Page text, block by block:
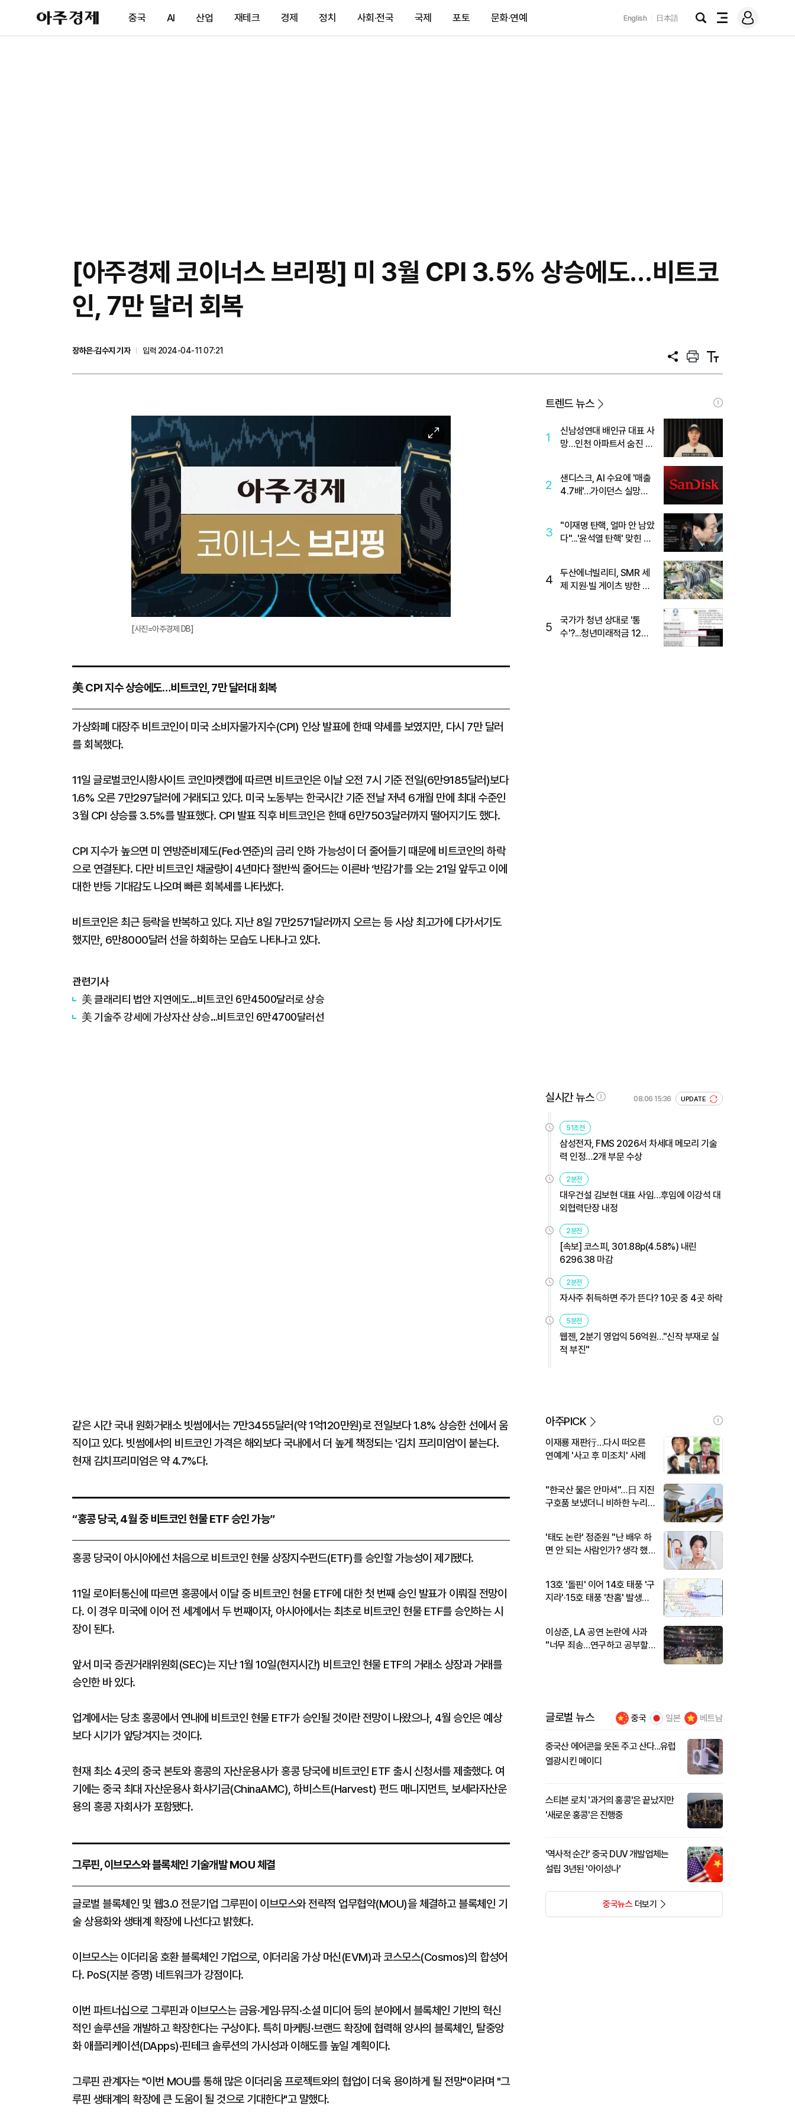
아
주
제
중국 AI 산업 재테크 경제 정치 사회·전국 국제 포토 문화·연예 English 日本語
검
전
메
그
[아주경제 코이너스 브리핑] 미 3월 CPI 3.5% 상승에도…비트코
인, 7만 달러 회복
장하은·김수지 기자
입력 2024-04-11 07:21
공
프
트
텍
트
미
지
확
대
[사진=아주경제 DB]
美 CPI 지수 상승에도…비트코인, 7만 달러대 회복
가상화폐 대장주 비트코인이 미국 소비자물가지수(CPI) 인상 발표에 한때 약세를 보였지만, 다시 7만 달러
를 회복했다.
11일 글로벌코인시황사이트 코인마켓캡에 따르면 비트코인은 이날 오전 7시 기준 전일(6만9185달러)보다
1.6% 오른 7만297달러에 거래되고 있다. 미국 노동부는 한국시간 기준 전날 저녁 6개월 만에 최대 수준인
3월 CPI 상승률 3.5%를 발표했다. CPI 발표 직후 비트코인은 한때 6만7503달러까지 떨어지기도 했다.
CPI 지수가 높으면 미 연방준비제도(Fed·연준)의 금리 인하 가능성이 더 줄어들기 때문에 비트코인의 하락
으로 연결된다. 다만 비트코인 채굴량이 4년마다 절반씩 줄어드는 이른바 ‘반감기’를 오는 21일 앞두고 이에
대한 반등 기대감도 나오며 빠른 회복세를 나타냈다.
비트코인은 최근 등락을 반복하고 있다. 지난 8일 7만2571달러까지 오르는 등 사상 최고가에 다가서기도
했지만, 6만8000달러 선을 하회하는 모습도 나타나고 있다.
관련기사
美 클래리티 법안 지연에도…비트코인 6만4500달러로 상승
美 기술주 강세에 가상자산 상승…비트코인 6만4700달러선
같은 시간 국내 원화거래소 빗썸에서는 7만3455달러(약 1억120만원)로 전일보다 1.8% 상승한 선에서 움
직이고 있다. 빗썸에서의 비트코인 가격은 해외보다 국내에서 더 높게 책정되는 '김치 프리미엄'이 붙는다.
현재 김치프리미엄은 약 4.7%다.
“홍콩 당국, 4월 중 비트코인 현물 ETF 승인 가능”
홍콩 당국이 아시아에선 처음으로 비트코인 현물 상장지수펀드(ETF)를 승인할 가능성이 제기됐다.
11일 로이터통신에 따르면 홍콩에서 이달 중 비트코인 현물 ETF에 대한 첫 번째 승인 발표가 이뤄질 전망이
다. 이 경우 미국에 이어 전 세계에서 두 번째이자, 아시아에서는 최초로 비트코인 현물 ETF를 승인하는 시
장이 된다.
앞서 미국 증권거래위원회(SEC)는 지난 1월 10일(현지시간) 비트코인 현물 ETF의 거래소 상장과 거래를
승인한 바 있다.
업계에서는 당초 홍콩에서 연내에 비트코인 현물 ETF가 승인될 것이란 전망이 나왔으나, 4월 승인은 예상
보다 시기가 앞당겨지는 것이다.
현재 최소 4곳의 중국 본토와 홍콩의 자산운용사가 홍콩 당국에 비트코인 ETF 출시 신청서를 제출했다. 여
기에는 중국 최대 자산운용사 화샤기금(ChinaAMC), 하비스트(Harvest) 펀드 매니지먼트, 보세라자산운
용의 홍콩 자회사가 포함됐다.
그루핀, 이브모스와 블록체인 기술개발 MOU 체결
글로벌 블록체인 및 웹3.0 전문기업 그루핀이 이브모스와 전략적 업무협약(MOU)을 체결하고 블록체인 기
술 상용화와 생태계 확장에 나선다고 밝혔다.
이브모스는 이더리움 호환 블록체인 기업으로, 이더리움 가상 머신(EVM)과 코스모스(Cosmos)의 합성어
다. PoS(지분 증명) 네트워크가 강점이다.
이번 파트너십으로 그루핀과 이브모스는 금융·게임·뮤직·소셜 미디어 등의 분야에서 블록체인 기반의 혁신
적인 솔루션을 개발하고 확장한다는 구상이다. 특히 마케팅·브랜드 확장에 협력해 양사의 블록체인, 탈중앙
화 애플리케이션(DApps)·핀테크 솔루션의 가시성과 이해도를 높일 계획이다.
그루핀 관계자는 "이번 MOU를 통해 많은 이더리움 프로젝트와의 협업이 더욱 용이하게 될 전망"이라며 "그
루핀 생태계의 확장에 큰 도움이 될 것으로 기대한다"고 말했다.
트렌드 뉴스
1
신남성연대 배인규 대표 사
망…인천 아파트서 숨진 채
2
샌디스크, AI 수요에 '매출
4.7배'…가이던스 실망에
3
"이재명 탄핵, 얼마 안 남았
다"...'윤석열 탄핵' 맞힌 무
4
두산에너빌리티, SMR 세
제 지원·빌 게이츠 방한 기
5
국가가 청년 상대로 '통
수'?...청년미래적금 12%
실시간 뉴스 08.06 15:36 UPDATE
51초전
삼성전자, FMS 2026서 차세대 메모리 기술
력 인정…2개 부문 수상
2분전
대우건설 김보현 대표 사임…후임에 이강석 대
외협력단장 내정
2분전
[속보] 코스피, 301.88p(4.58%) 내린
6296.38 마감
2분전
자사주 취득하면 주가 뜬다? 10곳 중 4곳 하락
5분전
웹젠, 2분기 영업익 56억원…"신작 부재로 실
적 부진"
아주PICK
이재룡 재판行…다시 떠오른
연예계 '사고 후 미조치' 사례
"한국산 물은 안마셔"…日 지진
구호품 보냈더니 비하한 누리
'태도 논란' 정준원 "난 배우 하
면 안 되는 사람인가? 생각 했
13호 '돌핀' 이어 14호 태풍 '구
지라'·15호 태풍 '찬홈' 발생…
이상준, LA 공연 논란에 사과
"너무 죄송…연구하고 공부할
글로벌 뉴스 중국 일본 베트남
중국산 에어콘을 웃돈 주고 산다...유럽
열광시킨 메이디
스티븐 로치 '과거의 홍콩'은 끝났지만
'새로운 홍콩'은 진행중
'역사적 순간' 중국 DUV 개발업체는
설립 3년된 '아이성나'
중국뉴스더보기